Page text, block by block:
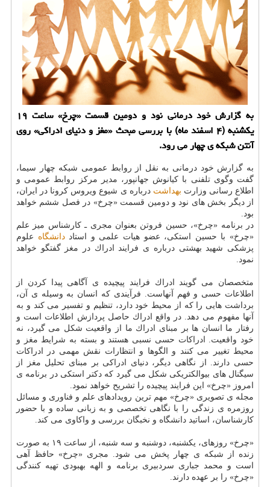
به گزارش خود درمانی نود و دومین قسمت «چرخ» ساعت ۱۹
یكشنبه (۴ اسفند ماه) با بررسی مبحث «مغز و دنیای ادراكی» روی
آنتن شبكه ی چهار می رود.
به گزارش خود درمانی به نقل از روابط عمومی شبكه چهار سیما،
گفت وگوی تلفنی با كیانوش جهانپور، مدیر مركز روابط عمومی و
اطلاع رسانی وزارت بهداشت درباره ی شیوع ویروس كرونا در ایران،
از دیگر بخش های نود و دومین قسمت «چرخ» در فصل ششم خواهد
بود.
در برنامه «چرخ»، حسین فروتن بعنوان مجری ـ كارشناس میز علم
«چرخ» با حسین استكی، عضو هیات علمی و استاددانشگاه علوم
پزشكی شهید بهشتی درباره ی فرایند ادراك در مغز گفتگو خواهد
نمود.
متخصصان می گویند ادراك فرایند پیچیده ی آگاهی پیدا كردن از
اطلاعات حسی و فهم آنهاست. فرآیندی كه انسان به وسیله ی آن،
برداشت هایی را كه از محیط خود دارد، تنظیم و تفسیر می كند و به
آنها مفهوم می دهد. در واقع ادراك حاصل پردازش اطلاعات است و
رفتار ما انسان ها بر مبنای ادراك ما از واقعیت شكل می گیرد، نه
خود واقعیت. ادراكات حسی نسبی هستند و بسته به شرایط مغز و
محیط تغییر می كنند و الگوها و انتظارات نقش مهمی در ادراكات
حسی دارند. از نگاهی دیگر، دنیای ادراكی بر مبنای تحلیل مغز از
سیگنال های بیوالكتریكی شكل می گیرد كه دكتر استكی در برنامه ی
امروز «چرخ» این فرایند پیچیده را تشریح خواهد نمود.
مجله ی تصویری «چرخ» مهم ترین رویدادهای علم و فناوری و مسائل
روزمره ی زندگی را با نگاهی تخصصی و به زبانی ساده و با حضور
كارشناسان، اساتید دانشگاه و نخبگان بررسی و واكاوی می كند.
«چرخ» روزهای، یكشنبه، دوشنبه و سه شنبه، از ساعت ۱۹ به صورت
زنده از شبكه ی چهار پخش می شود. مجری «چرخ» حافظ آهی
است و محمد جباری سردبیری برنامه و الهه بهبودی تهیه كنندگی
«چرخ» را بر عهده دارند.